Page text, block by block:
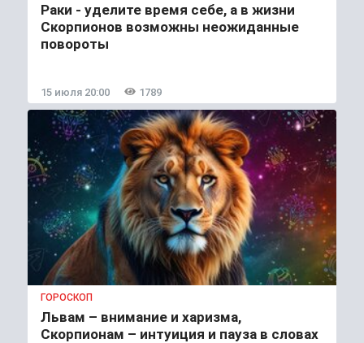
Раки - уделите время себе, а в жизни
Скорпионов возможны неожиданные
повороты
15 июля 20:00 1789
ГОРОСКОП
Львам – внимание и харизма,
Скорпионам – интуиция и пауза в словах